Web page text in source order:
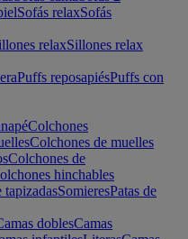
Sofás relaxSofás
relaxSillones relax
Puffs reposapiésPuffs con
Colchones
Colchones de muelles
Colchones de
hinchables
tapizadasSomieresPatas de
doblesCamas